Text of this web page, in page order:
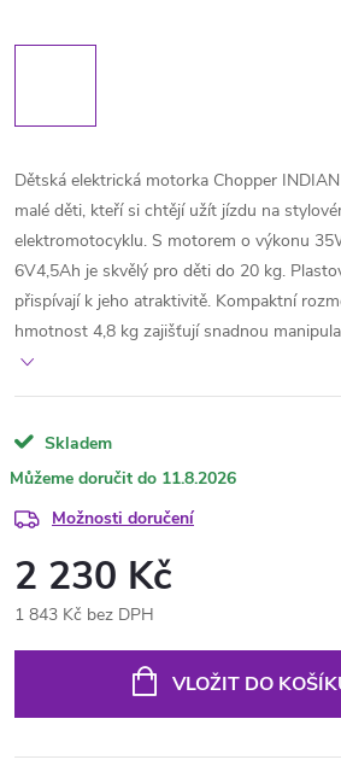
Dětská elektrická motorka Chopper
malé děti, kteří si chtějí užít jízdu na
elektromotocyklu. S motorem o výkonu
6V4,5Ah je skvělý pro děti do 20 kg.
přispívají k jeho atraktivitě. Kompaktní
hmotnost 4,8 kg zajišťují snadnou
Skladem
11.8.2026
Možnosti doručení
2 230 Kč
1 843 Kč bez DPH
VLOŽIT DO